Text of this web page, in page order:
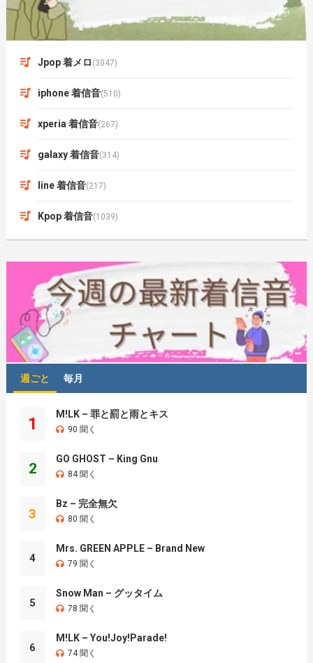
Jpop 着メロ (3047)
iphone 着信音(510)
xperia 着信音(267)
galaxy 着信音(314)
line 着信音(217)
Kpop 着信音(1039)
週ごと 毎月
1
M!LK – 罪と罰と雨とキス
90 聞く
2
GO GHOST – King Gnu
84 聞く
3
Bz – 完全無欠
80 聞く
4
Mrs. GREEN APPLE – Brand New
79 聞く
5
Snow Man – グッタイム
78 聞く
6
M!LK – You!Joy!Parade!
74 聞く